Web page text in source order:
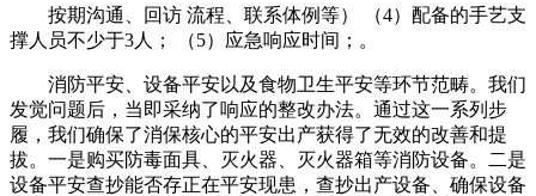
按期沟通、回访 流程、联系体例等） （4）配备的手艺支
撑人员不少于3人； （5）应急响应时间；。
消防平安、设备平安以及食物卫生平安等环节范畴。我们
发觉问题后，当即采纳了响应的整改办法。通过这一系列步
履，我们确保了消保核心的平安出产获得了无效的改善和提
拔。一是购买防毒面具、灭火器、灭火器箱等消防设备。二是
设备平安查抄能否存正在平安现患，查抄出产设备、确保设备